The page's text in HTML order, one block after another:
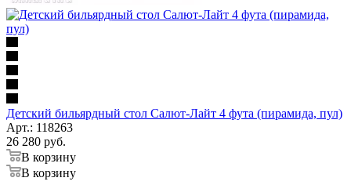
Детский бильярдный стол Салют-Лайт 4 фута (пирамида, пул)
Арт.: 118263
26 280 руб.
В корзину
В корзину